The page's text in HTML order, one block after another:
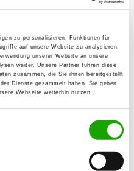
zu personalisieren, Funktionen für
auf unsere Website zu analysieren.
unserer Website an unsere
weiter. Unsere Partner führen diese
zusammen, die Sie ihnen bereitgestellt
Dienste gesammelt haben. Sie geben
Webseite weiterhin nutzen.